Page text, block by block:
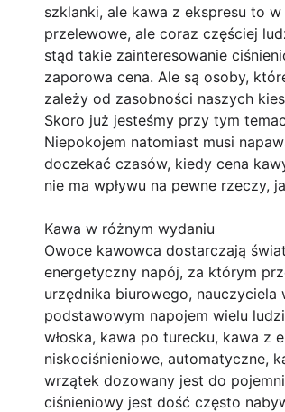
szklanki, ale kawa z ekspresu to
przelewowe, ale coraz częściej
stąd takie zainteresowanie
zaporowa cena. Ale są osoby,
zależy od zasobności naszych
Skoro już jesteśmy przy tym
Niepokojem natomiast musi
doczekać czasów, kiedy cena
nie ma wpływu na pewne rzeczy,
Kawa w różnym wydaniu
Owoce kawowca dostarczają
energetyczny napój, za którym
urzędnika biurowego,
podstawowym napojem wielu
włoska, kawa po turecku, kawa z
niskociśnieniowe, automatyczne,
wrzątek dozowany jest do
ciśnieniowy jest dość często